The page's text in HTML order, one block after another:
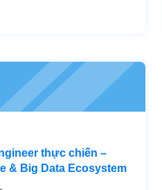
thực chiến –
& Big Data Ecosystem